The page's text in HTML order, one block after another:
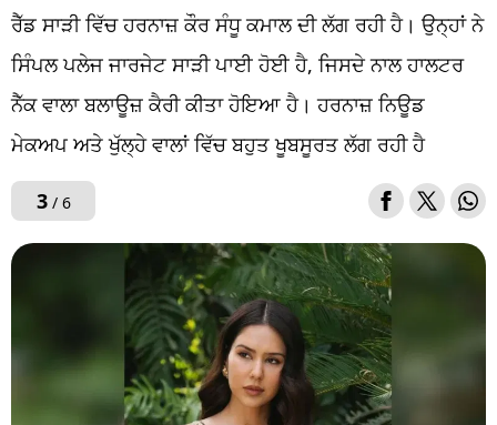
ਰੈੱਡ ਸਾੜੀ ਵਿੱਚ ਹਰਨਾਜ਼ ਕੌਰ ਸੰਧੂ ਕਮਾਲ ਦੀ ਲੱਗ ਰਹੀ ਹੈ। ਉਨ੍ਹਾਂ ਨੇ
ਸਿੰਪਲ ਪਲੇਜ ਜਾਰਜੇਟ ਸਾੜੀ ਪਾਈ ਹੋਈ ਹੈ, ਜਿਸਦੇ ਨਾਲ ਹਾਲਟਰ
ਨੈੱਕ ਵਾਲਾ ਬਲਾਊਜ਼ ਕੈਰੀ ਕੀਤਾ ਹੋਇਆ ਹੈ। ਹਰਨਾਜ਼ ਨਿਊਡ
ਮੇਕਅਪ ਅਤੇ ਖੁੱਲ੍ਹੇ ਵਾਲਾਂ ਵਿੱਚ ਬਹੁਤ ਖੂਬਸੂਰਤ ਲੱਗ ਰਹੀ ਹੈ
3/ 6